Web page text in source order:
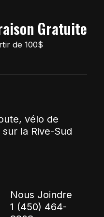
Gratuite
de 100$
vélo de
la Rive-Sud
Nous Joindre
1 (450) 464-